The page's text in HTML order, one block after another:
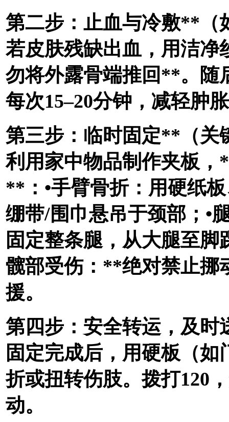
第二步：止血与冷敷**（
若皮肤残缺出血，用洁
勿将外露骨端推回**。随
每次15–20分钟，减轻肿
第三步：临时固定**（关
利用家中物品制作夹板
**：•手臂骨折：用硬纸
绷带/围巾悬吊于颈部；•
固定整条腿，从大腿至脚
髋部受伤：**绝对禁止挪
援。
第四步：安全转运，及时
固定完成后，用硬板（
折或扭转伤肢。拨打120
动。